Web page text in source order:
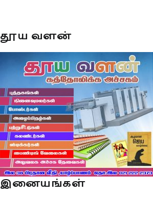
தூய வளன்
இனையங்கள்